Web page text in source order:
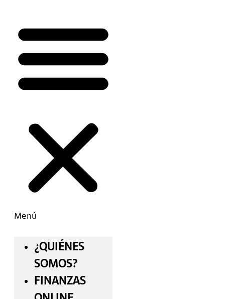
Menú
¿QUIÉNES
SOMOS?
FINANZAS